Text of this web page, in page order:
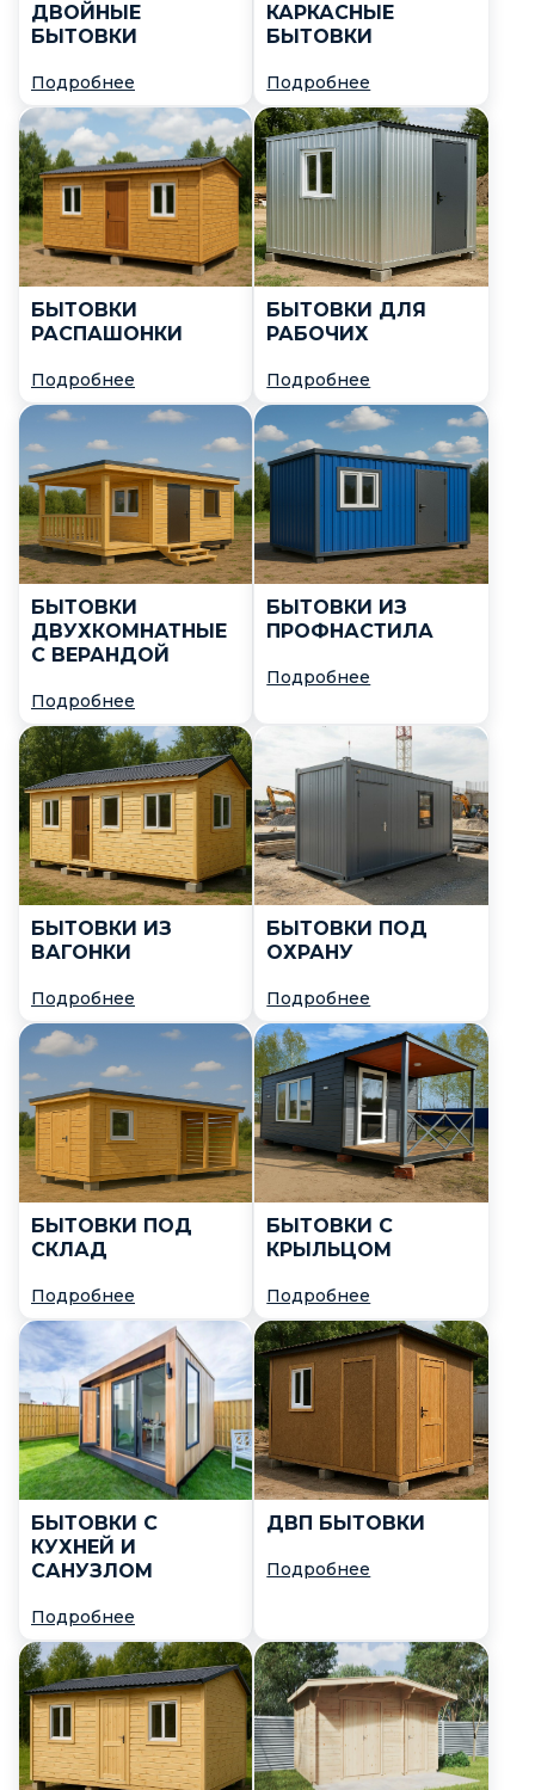
ДВОЙНЫЕ
БЫТОВКИ
Подробнее
КАРКАСНЫЕ
БЫТОВКИ
Подробнее
БЫТОВКИ
РАСПАШОНКИ
Подробнее
БЫТОВКИ ДЛЯ
РАБОЧИХ
Подробнее
БЫТОВКИ
ДВУХКОМНАТНЫЕ
С ВЕРАНДОЙ
Подробнее
БЫТОВКИ ИЗ
ПРОФНАСТИЛА
Подробнее
БЫТОВКИ ИЗ
ВАГОНКИ
Подробнее
БЫТОВКИ ПОД
ОХРАНУ
Подробнее
БЫТОВКИ ПОД
СКЛАД
Подробнее
БЫТОВКИ С
КРЫЛЬЦОМ
Подробнее
БЫТОВКИ С
КУХНЕЙ И
САНУЗЛОМ
Подробнее
ДВП БЫТОВКИ
Подробнее
Деревянный
Особенности
Рекомендуемые
По
скидке
Готовые
Очистить
фильтр